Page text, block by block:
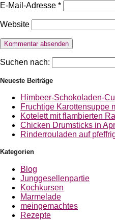
E-Mail-Adresse *
Website
Suchen nach:
Neueste Beiträge
Himbeer-Schokoladen-
Fruchtige Karottensuppe
Kotelett mit flambierten
Chicken Drumsticks in
Rinderrouladen auf
Kategorien
Blog
Junggesellenpartie
Kochkursen
Marmelade
meingemachtes
Rezepte